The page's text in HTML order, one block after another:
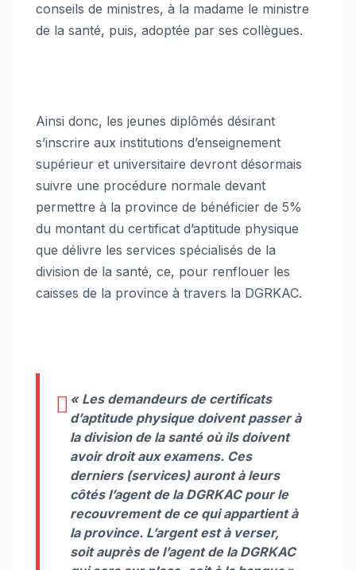
conseils de ministres, à la madame le ministre
de la santé, puis, adoptée par ses collègues.
Ainsi donc, les jeunes diplômés désirant
s’inscrire aux institutions d’enseignement
supérieur et universitaire devront désormais
suivre une procédure normale devant
permettre à la province de bénéficier de 5%
du montant du certificat d’aptitude physique
que délivre les services spécialisés de la
division de la santé, ce, pour renflouer les
caisses de la province à travers la DGRKAC.
« Les demandeurs de certificats
d’aptitude physique doivent passer à
la division de la santé où ils doivent
avoir droit aux examens. Ces
derniers (services) auront à leurs
côtés l’agent de la DGRKAC pour le
recouvrement de ce qui appartient à
la province. L’argent est à verser,
soit auprès de l’agent de la DGRKAC